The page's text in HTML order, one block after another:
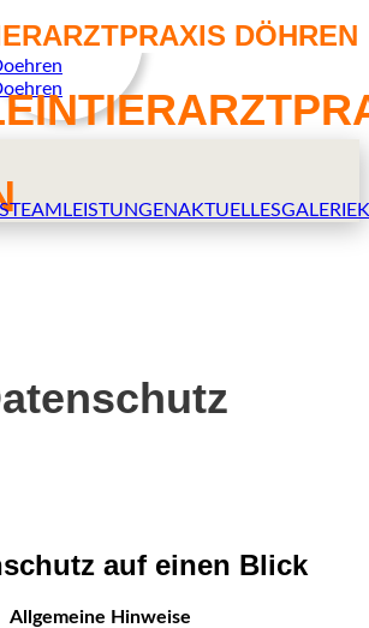
DÖHREN
LEISTUNGENAKTUELLESGALERIE
auf einen Blick
Allgemeine Hinweise